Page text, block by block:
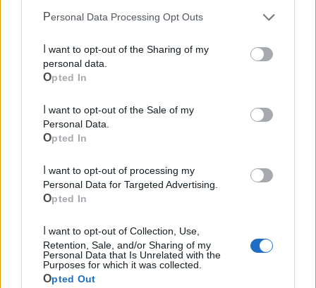
Personal Data Processing Opt Outs
personal data.
Opted In
Personal Data.
Opted In
Personal Data for Targeted Advertising.
Opted In
Retention, Sale, and/or Sharing of my
Personal Data that Is Unrelated with the
Purposes for which it was collected.
Opted Out
Mondo CIA
Cia Agricoltori Italiani | Puglia - Area Due
Mari
Scopri tutte le notizie, gli eventi e la Web TV di Cia Puglia - Area
Due Mari